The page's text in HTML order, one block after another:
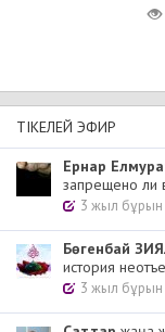
ТІКЕЛЕЙ ЭФИР
Ернар
запрещено ли
3 жыл бұрын
Бөгенбай
история
3 жыл бұрын